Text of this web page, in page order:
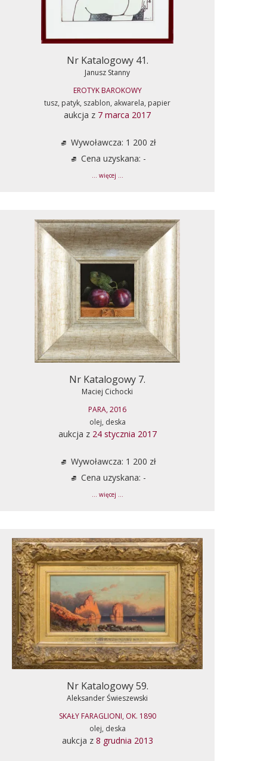
Nr Katalogowy 41.
Janusz Stanny
EROTYK BAROKOWY
tusz, patyk, szablon, akwarela, papier
aukcja z 7 marca 2017
Wywoławcza: 1 200 zł
Cena uzyskana: -
... więcej ...
Nr Katalogowy 7.
Maciej Cichocki
PARA, 2016
olej, deska
aukcja z 24 stycznia 2017
Wywoławcza: 1 200 zł
Cena uzyskana: -
... więcej ...
Nr Katalogowy 59.
Aleksander Świeszewski
SKAŁY FARAGLIONI, OK. 1890
olej, deska
aukcja z 8 grudnia 2013